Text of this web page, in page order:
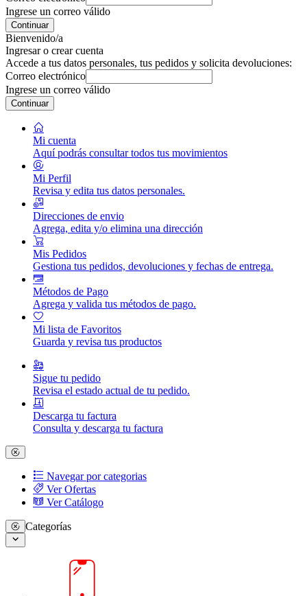
Ingrese un correo válido
Continuar
Bienvenido/a
Ingresar o crear cuenta
Accede a tus datos personales, tus pedidos y solicita devoluciones:
Correo electrónico
Ingrese un correo válido
Continuar
Mi cuenta
Aquí podrás consultar todos tus movimientos
Mi Perfil
Revisa y edita tus datos personales.
Direcciones de envio
Agrega, edita y/o elimina una dirección
Mis Pedidos
Gestiona tus pedidos, devoluciones y fechas de entrega.
Métodos de Pago
Agrega y valida tus métodos de pago.
Mi lista de Favoritos
Guarda y revisa tus productos
Sigue tu pedido
Revisa el estado actual de tu pedido.
Descarga tu factura
Consulta y descarga tu factura
Navegar por categorias
Ver Ofertas
Ver Catálogo
Categorías